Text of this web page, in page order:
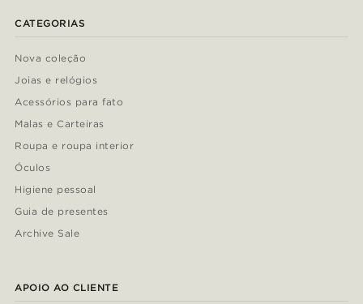
CATEGORIAS
Nova coleção
Joias e relógios
Acessórios para fato
Malas e Carteiras
Roupa e roupa interior
Óculos
Higiene pessoal
Guia de presentes
Archive Sale
APOIO AO CLIENTE